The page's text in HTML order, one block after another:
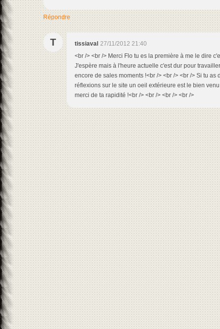
Répondre
T tissiaval 27/11/2012 21:40
<br /> <br /> Merci Flo tu es la première à me le dire
J'espère mais à l'heure actuelle c'est dur pour
encore de sales moments !<br /> <br /> <br /> Si tu as
réflexions sur le site un oeil extérieure est le bien
merci de ta rapidité !<br /> <br /> <br /> <br />